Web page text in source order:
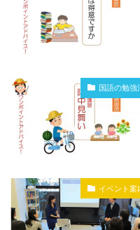
国語の勉強
イベント案